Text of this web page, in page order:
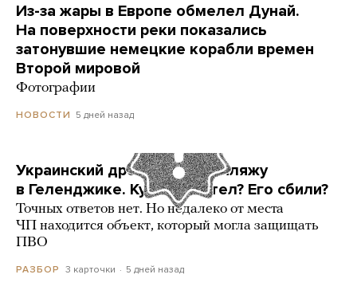
Из-за жары в Европе обмелел Дунай.
На поверхности реки показались
затонувшие немецкие корабли времен
Второй мировой
Фотографии
НОВОСТИ 5 дней назад
Украинский дрон попал по пляжу
в Геленджике. Куда он летел? Его сбили?
Точных ответов нет. Но недалеко от места
ЧП находится объект, который могла защищать
ПВО
РАЗБОР 3 карточки 5 дней назад